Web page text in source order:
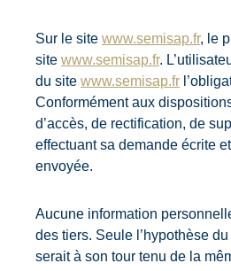
Sur le site www.semisap.fr, le
site www.semisap.fr.
du site www.semisap.fr
Conformément aux
d’accès, de rectification, de
effectuant sa demande écrite
envoyée.
Aucune information
des tiers. Seule l’hypothèse
serait à son tour tenu de la